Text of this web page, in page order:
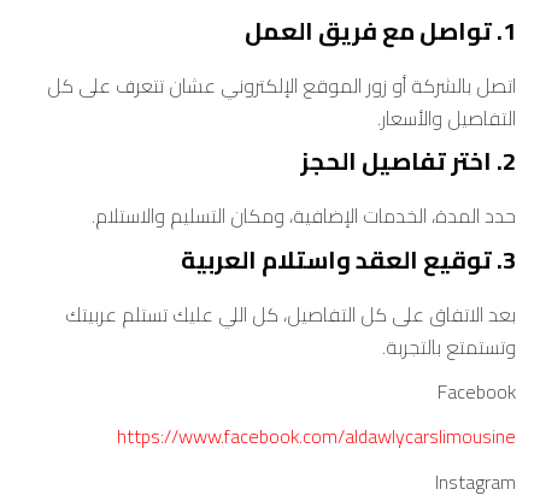
1. تواصل مع فريق العمل
اتصل بالشركة أو زور الموقع الإلكتروني عشان تتعرف على كل
التفاصيل والأسعار.
2. اختر تفاصيل الحجز
حدد المدة، الخدمات الإضافية، ومكان التسليم والاستلام.
3. توقيع العقد واستلام العربية
بعد الاتفاق على كل التفاصيل، كل اللي عليك تستلم عربيتك
وتستمتع بالتجربة.
Facebook
https://www.facebook.com/aldawlycarslimousine
Instagram